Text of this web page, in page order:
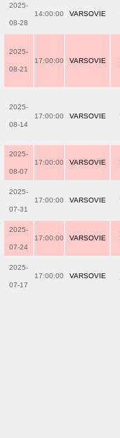
2025-
08-28
14:00:00 VARSOVIE
2025-
08-21
17:00:00 VARSOVIE
2025-
08-14
17:00:00 VARSOVIE
2025-
08-07
17:00:00 VARSOVIE
2025-
07-31
17:00:00 VARSOVIE
2025-
07-24
17:00:00 VARSOVIE
2025-
07-17
17:00:00 VARSOVIE